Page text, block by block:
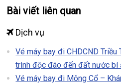
Bài viết liên quan
Dịch vụ
Vé máy bay đi CHDCND Triều
trình độc đáo đến đất nước bí
Vé máy bay đi Mông Cổ –